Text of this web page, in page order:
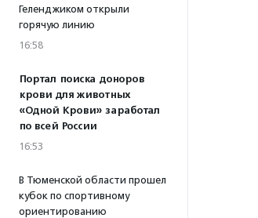
Геленджиком открыли
горячую линию
16:58
Портал поиска доноров
крови для животных
«Одной Крови» заработал
по всей России
16:53
В Тюменской области прошел
кубок по спортивному
ориентированию